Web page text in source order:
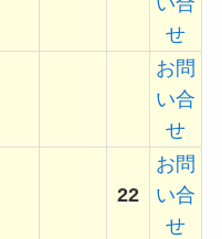
せ
お問
い合
せ
22
お問
い合
せ